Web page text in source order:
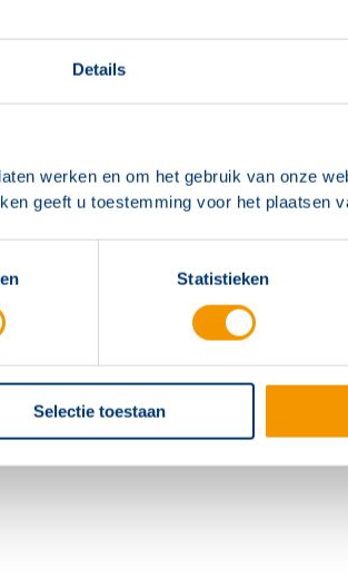
Details
werken en om het gebruik van onze
geeft u toestemming voor het plaatsen
Statistieken
Selectie toestaan